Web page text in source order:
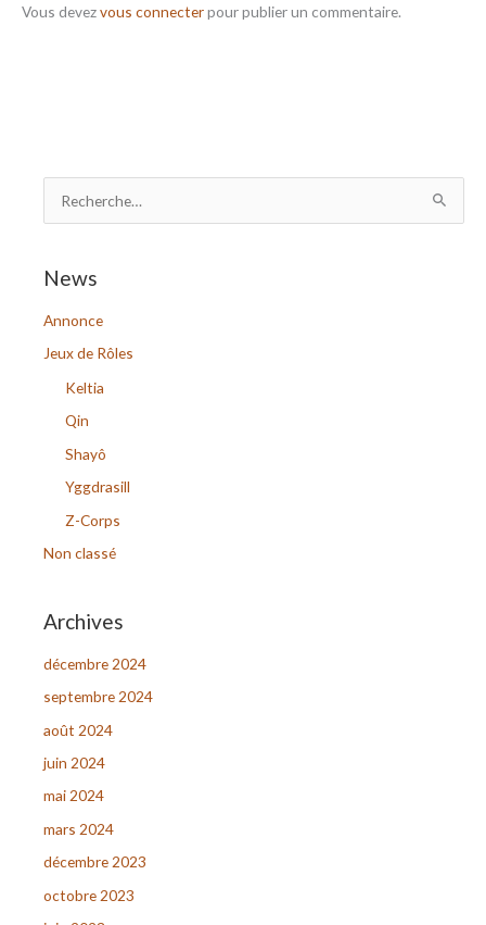
e
r
News
Annonce
Jeux de Rôles
Keltia
Qin
Shayô
Yggdrasill
Z-Corps
Non classé
Archives
décembre 2024
septembre 2024
août 2024
juin 2024
mai 2024
mars 2024
décembre 2023
octobre 2023
Vous devezvous connecterpour publier un commentaire.